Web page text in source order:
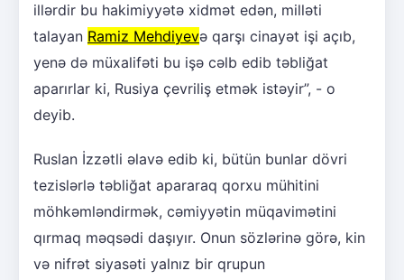
illərdir bu hakimiyyətə xidmət edən, milləti
talayan Ramiz Mehdiyevə qarşı cinayət işi açıb,
yenə də müxalifəti bu işə cəlb edib təbliğat
aparırlar ki, Rusiya çevriliş etmək istəyir”, - o
deyib.
Ruslan İzzətli əlavə edib ki, bütün bunlar dövri
tezislərlə təbliğat apararaq qorxu mühitini
möhkəmləndirmək, cəmiyyətin müqavimətini
qırmaq məqsədi daşıyır. Onun sözlərinə görə, kin
və nifrət siyasəti yalnız bir qrupun